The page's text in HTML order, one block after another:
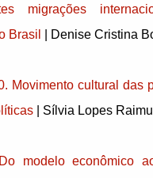
migrações
Brasil
| Denise Cristina
Movimento cultural das
| Sílvia Lopes
modelo econômico